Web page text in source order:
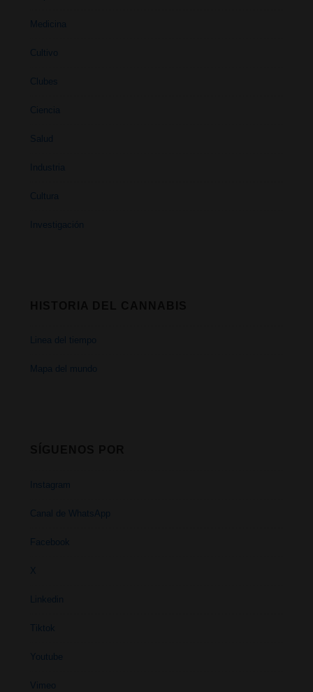
Medicina
Cultivo
Clubes
Ciencia
Salud
Industria
Cultura
Investigación
Linea del tiempo
Mapa del mundo
Instagram
Canal de WhatsApp
Facebook
X
Linkedin
Tiktok
Youtube
Vimeo